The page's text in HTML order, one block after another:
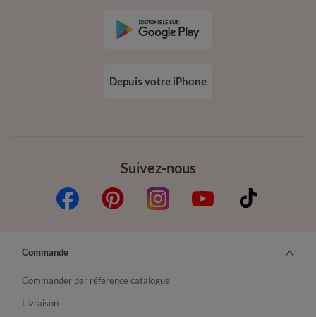
Suivez-nous
Depuis votre iPhone
Commande
Commander par référence catalogue
Livraison